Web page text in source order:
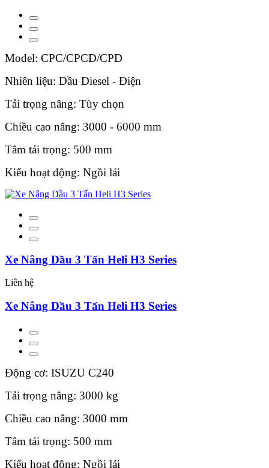
Model: CPC/CPCD/CPD
Nhiên liệu: Dầu Diesel - Điện
Tải trọng nâng: Tùy chọn
Chiều cao nâng: 3000 - 6000 mm
Tâm tải trọng: 500 mm
Kiểu hoạt động: Ngồi lái
Xe Nâng Dầu 3 Tấn Heli H3 Series
Liên hệ
Xe Nâng Dầu 3 Tấn Heli H3 Series
Động cơ: ISUZU C240
Tải trọng nâng: 3000 kg
Chiều cao nâng: 3000 mm
Tâm tải trọng: 500 mm
Kiểu hoạt động: Ngồi lái